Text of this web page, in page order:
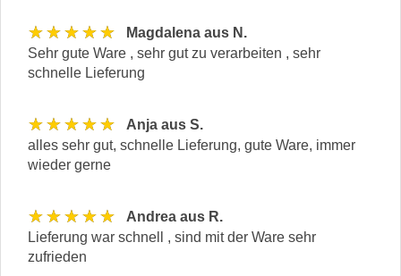
★★★★★
Magdalena aus N.
Sehr gute Ware , sehr gut zu verarbeiten , sehr
schnelle Lieferung
★★★★★
Anja aus S.
alles sehr gut, schnelle Lieferung, gute Ware, immer
wieder gerne
★★★★★
Andrea aus R.
Lieferung war schnell , sind mit der Ware sehr
zufrieden